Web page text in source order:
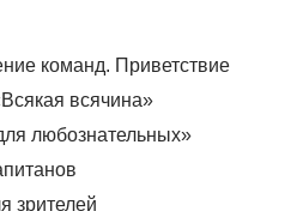
команд. Приветствие
всячина»
любознательных»
зрителей